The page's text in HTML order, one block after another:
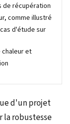
de récupération
comme illustré
d'étude sur
et
d'un projet
la robustesse